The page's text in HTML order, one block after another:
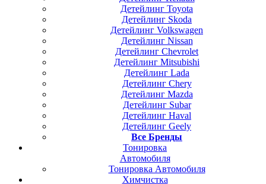
Детейлинг Toyota
Детейлинг Skoda
Детейлинг Volkswagen
Детейлинг Nissan
Детейлинг Chevrolet
Детейлинг Mitsubishi
Детейлинг Lada
Детейлинг Chery
Детейлинг Mazda
Детейлинг Subar
Детейлинг Haval
Детейлинг Geely
Все Бренды
Тонировка
Автомобиля
Тонировка Автомобиля
Химчистка